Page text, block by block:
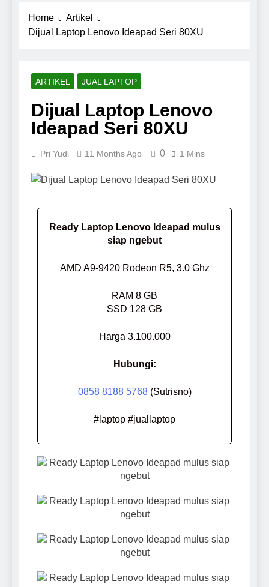
Home
Artikel
Dijual Laptop Lenovo Ideapad Seri 80XU
ARTIKEL JUAL LAPTOP
Dijual Laptop Lenovo
Ideapad Seri 80XU
Pri Yudi 11 Months Ago 0 1 Mins
Ready Laptop Lenovo Ideapad mulus
siap ngebut
AMD A9-9420 Rodeon R5, 3.0 Ghz
RAM 8 GB
SSD 128 GB
Harga 3.100.000
Hubungi:
0858 8188 5768(Sutrisno)
#laptop #juallaptop